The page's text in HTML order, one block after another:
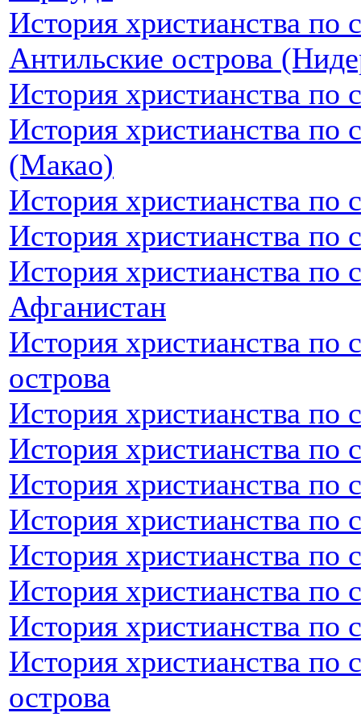
История христианства по
Антильские острова
История христианства по
История христианства
(Макао)
История христианства
История христианства по
История христианства по
Афганистан
История христианства по
острова
История христианства по
История христианства по
История христианства по
История христианства по
История христианства по
История христианства по
История христианства по
История христианства по
острова